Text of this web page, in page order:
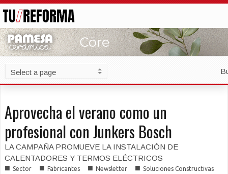
Aprovecha el verano como un
profesional con Junkers Bosch
LA CAMPAÑA PROMUEVE LA INSTALACIÓN DE
CALENTADORES Y TERMOS ELÉCTRICOS
■ Sector ■ Fabricantes ■ Newsletter ■ Soluciones Constructivas